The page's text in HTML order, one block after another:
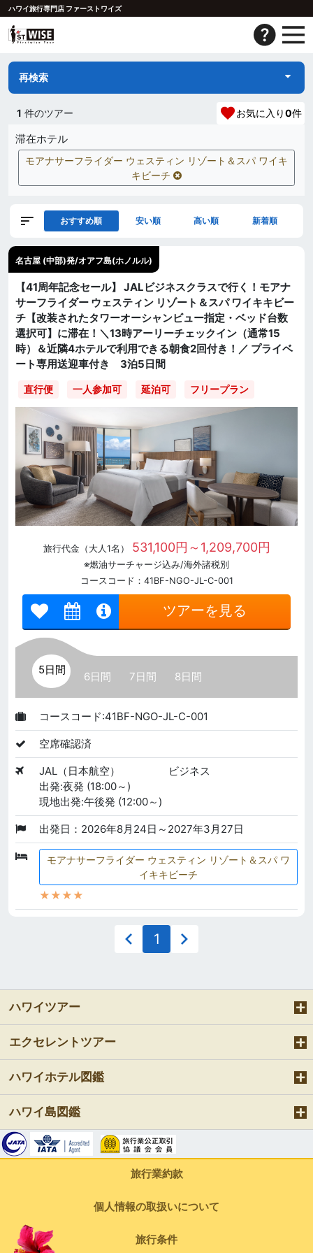
ハワイ旅行専門店 ファーストワイズ
再検索
1 件のツアー お気に入り0件
滞在ホテル
モアナサーフライダー ウェスティン リゾート＆スパ ワイキ
キビーチ
おすすめ順 安い順 高い順 新着順
名古屋 (中部)発/オアフ島(ホノルル)
【41周年記念セール】 JALビジネスクラスで行く！モアナ
サーフライダー ウェスティン リゾート＆スパ ワイキキビー
チ【改装されたタワーオーシャンビュー指定・ベッド台数
選択可】に滞在！＼13時アーリーチェックイン（通常15
時）＆近隣4ホテルで利用できる朝食2回付き！／ プライベ
ート専用送迎車付き 3泊5日間
直行便 一人参加可 延泊可 フリープラン
旅行代金（大人1名） 531,100円～1,209,700円
※燃油サーチャージ込み/海外諸税別
コースコード：41BF-NGO-JL-C-001
ツアーを見る
5日間
6日間 7日間 8日間
コースコード:41BF-NGO-JL-C-001
空席確認済
JAL（日本航空）
ビジネス
出発:夜発 (18:00～)
現地出発:午後発 (12:00～)
出発日：2026年8月24日～2027年3月27日
モアナサーフライダー ウェスティン リゾート＆スパ ワ
イキキビーチ
★★★★
1
ハワイツアー
エクセレントツアー
ハワイホテル図鑑
ハワイ島図鑑
旅行業約款
個人情報の取扱いについて
旅行条件